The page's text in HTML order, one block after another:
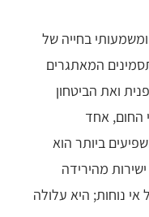
בחייה של
המאתגרים
ואת הביטחון
החום, אחד
ביותר הוא
מהירידה
אי נוחות; היא עלולה